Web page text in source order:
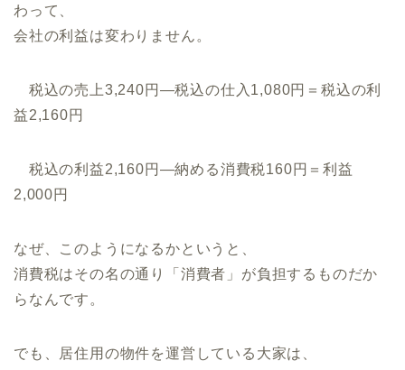
わって、
会社の利益は変わりません。
税込の売上3,240円―税込の仕入1,080円＝税込の利
益2,160円
税込の利益2,160円―納める消費税160円＝利益
2,000円
なぜ、このようになるかというと、
消費税はその名の通り「消費者」が負担するものだか
らなんです。
でも、居住用の物件を運営している大家は、